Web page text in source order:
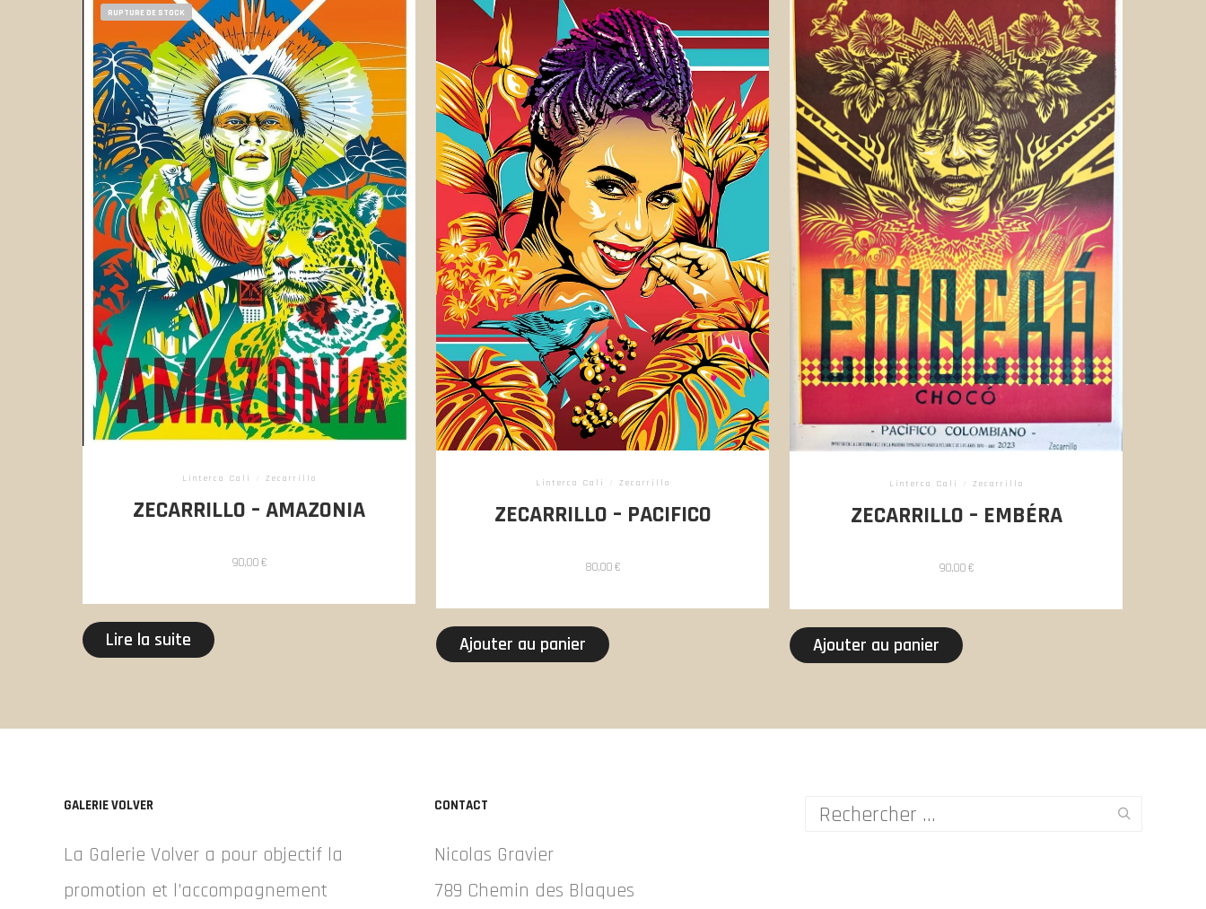
RUPTURE DE STOCK
Linterca Cali Zecarrillo
ZECARRILLO – AMAZONIA
90,00€
Lire la suite
Linterca Cali Zecarrillo
ZECARRILLO – PACIFICO
80,00€
Ajouter au panier
Linterca Cali Zecarrillo
ZECARRILLO – EMBÉRA
90,00€
Ajouter au panier
GALERIE VOLVER
La Galerie Volver a pour objectif la
promotion et l’accompagnement
CONTACT
Nicolas Gravier
789 Chemin des Blaques